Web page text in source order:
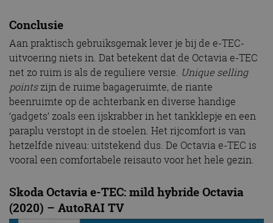
Conclusie
Aan praktisch gebruiksgemak lever je bij de e-TEC-
uitvoering niets in. Dat betekent dat de Octavia e-TEC
net zo ruim is als de reguliere versie. Unique selling
pointszijn de ruime bagageruimte, de riante
beenruimte op de achterbank en diverse handige
‘gadgets’ zoals een ijskrabber in het tankklepje en een
paraplu verstopt in de stoelen. Het rijcomfort is van
hetzelfde niveau: uitstekend dus. De Octavia e-TEC is
vooral een comfortabele reisauto voor het hele gezin.
Skoda Octavia e-TEC: mild hybride Octavia
(2020) – AutoRAI TV